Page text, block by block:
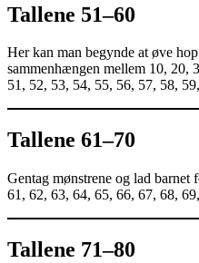
Tallene 51–60
Her kan man begynde at øve
sammenhængen mellem 10, 20,
51, 52, 53, 54, 55, 56, 57, 58,
Tallene 61–70
Gentag mønstrene og lad barnet
61, 62, 63, 64, 65, 66, 67, 68,
Tallene 71–80